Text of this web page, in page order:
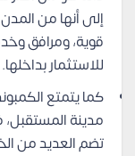
إلى أنها من
قوية، ومرافق
للاستثمار بداخلها.
كما يتمتع
مدينة المستقبل،
تضم العديد من